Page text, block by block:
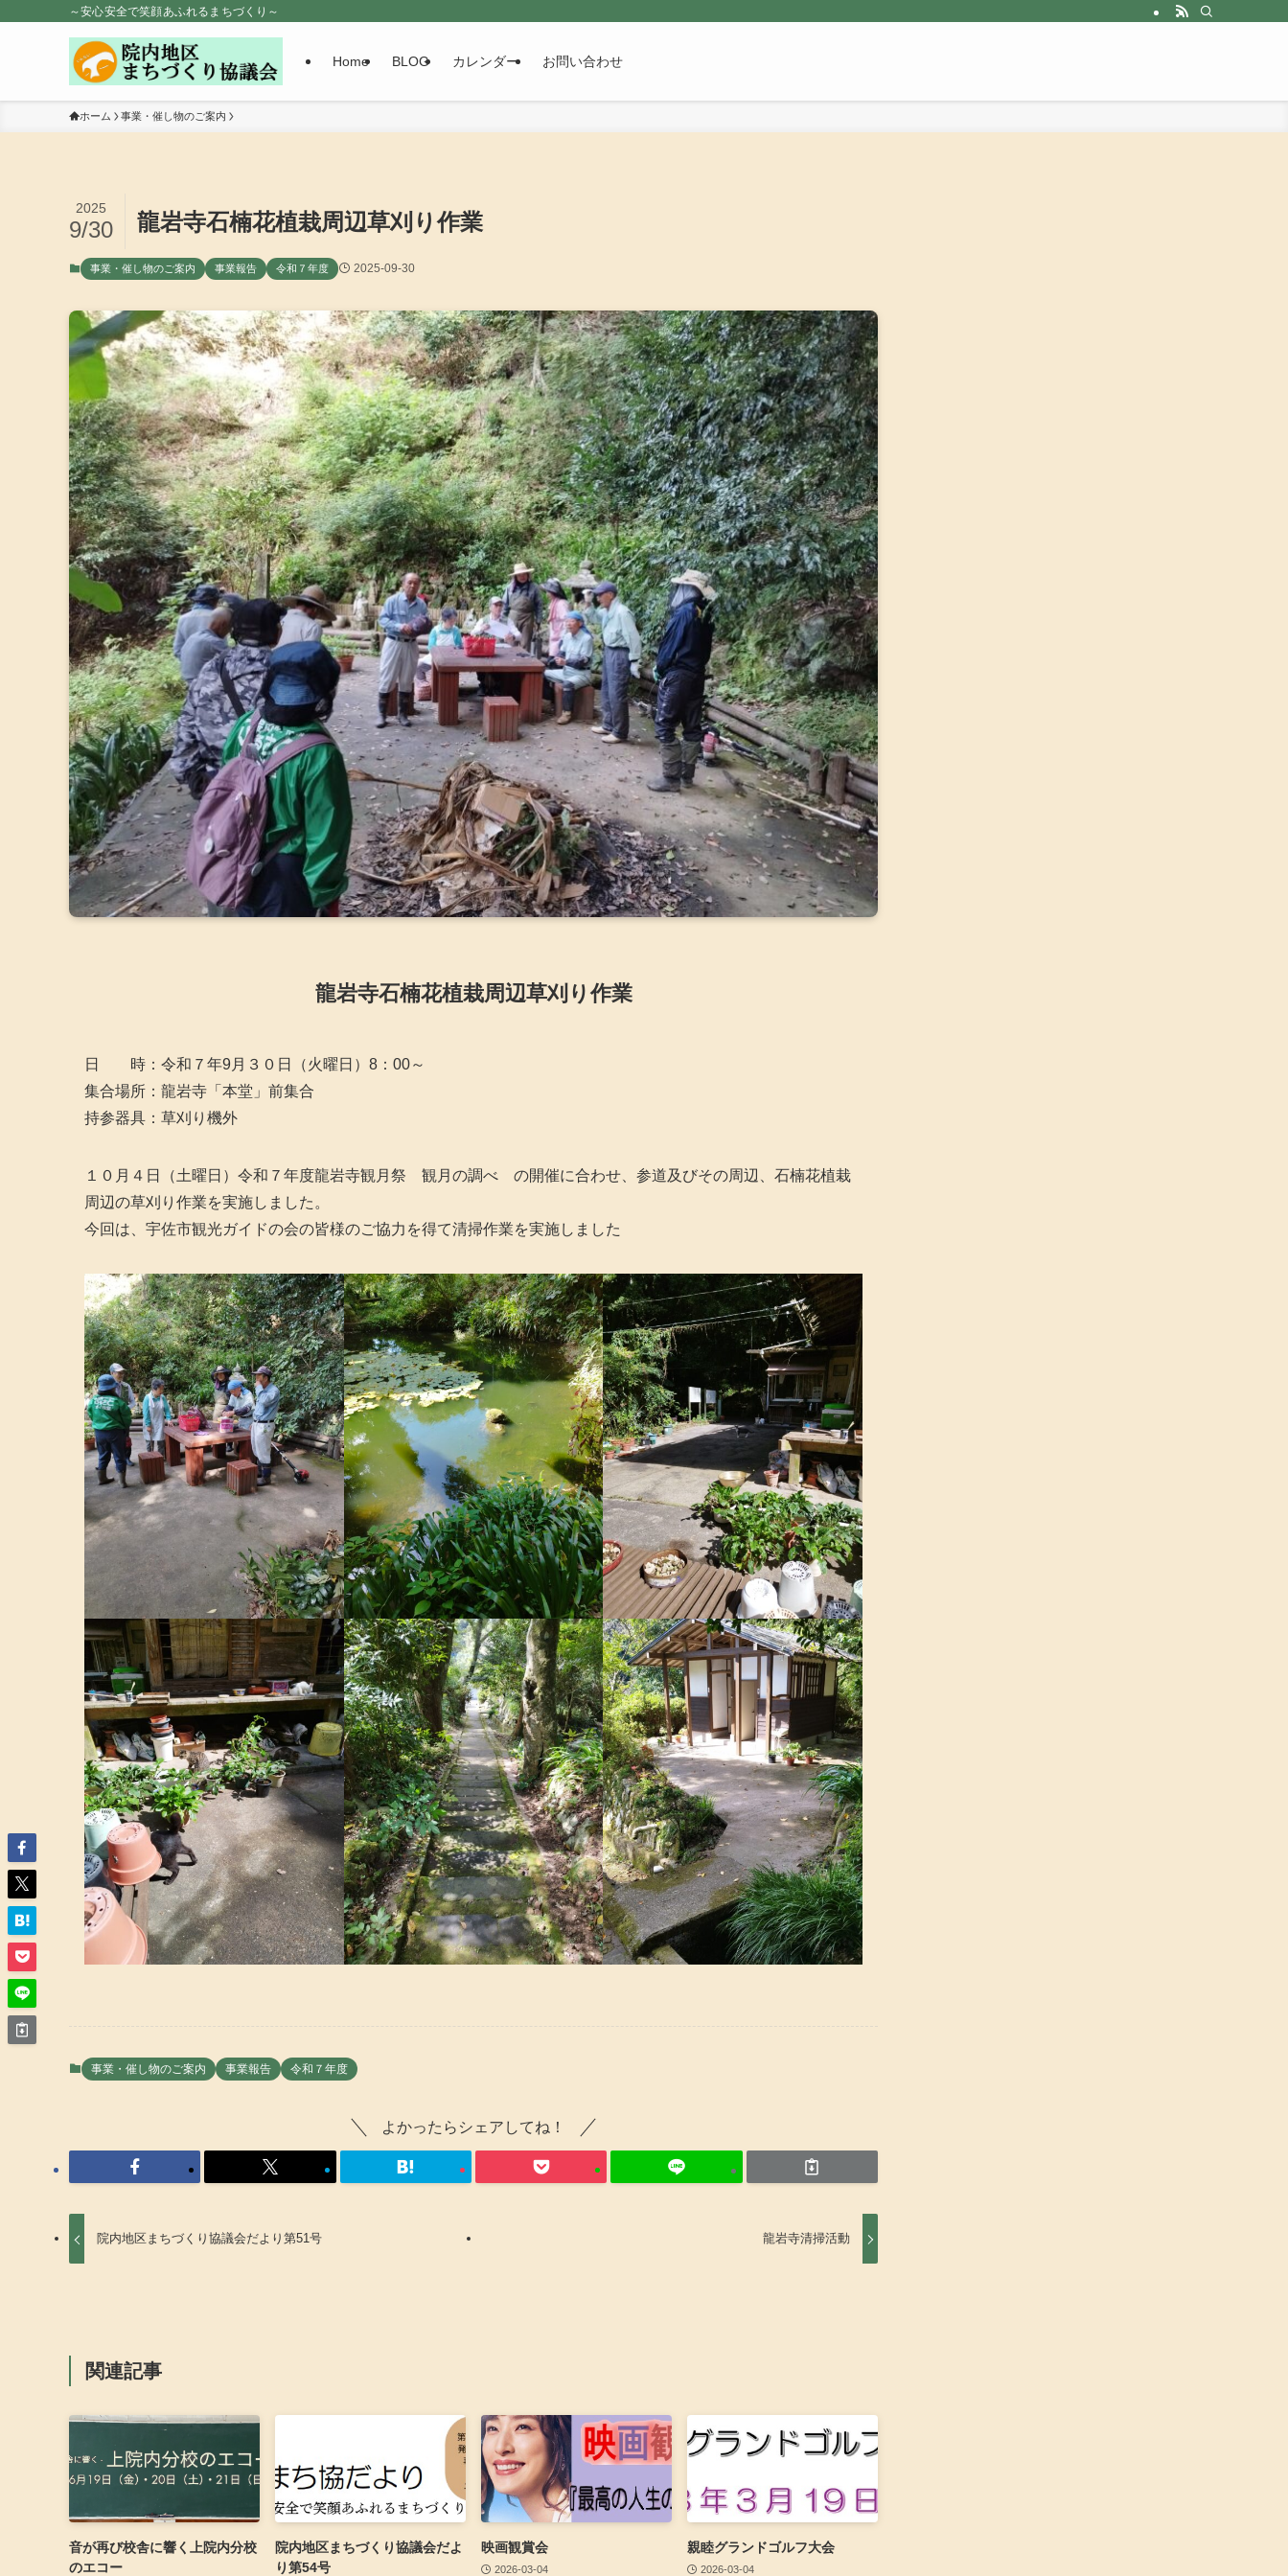
～安心安全で笑顔あふれるまちづくり～
Home BLOG カレンダー お問い合わせ
ホーム 事業・催し物のご案内
龍岩寺石楠花植栽周辺草刈り作業
2025
9/30
事業・催し物のご案内 事業報告 令和７年度 2025-09-30
龍岩寺石楠花植栽周辺草刈り作業
日 時：令和７年9月３０日（火曜日）8：00～
集合場所：龍岩寺「本堂」前集合
持参器具：草刈り機外
１０月４日（土曜日）令和７年度龍岩寺観月祭 観月の調べ の開催に合わせ、参道及びその周辺、石楠花植栽
周辺の草刈り作業を実施しました。
今回は、宇佐市観光ガイドの会の皆様のご協力を得て清掃作業を実施しました
事業・催し物のご案内 事業報告 令和７年度
よかったらシェアしてね！
院内地区まちづくり協議会だより第51号 龍岩寺清掃活動
関連記事
音が再び校舎に響く上院内分校
のエコー
院内地区まちづくり協議会だよ
り第54号
映画観賞会
2026-03-04
親睦グランドゴルフ大会
2026-03-04